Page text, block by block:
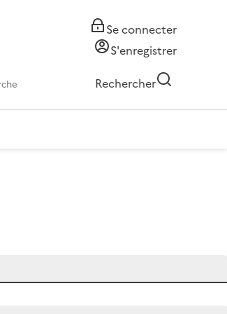
Se connecter
S'enregistrer
Rechercher